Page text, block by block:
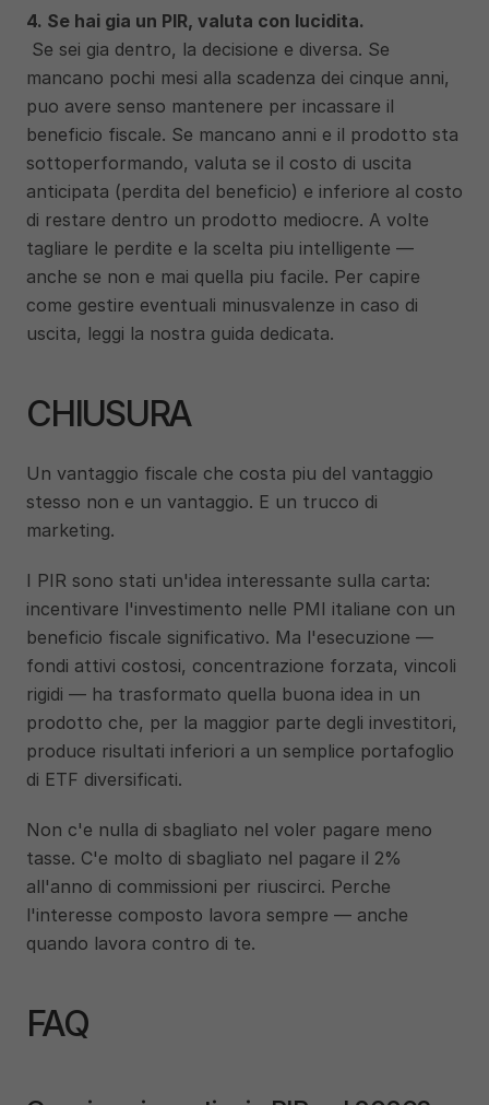
4. Se hai gia un PIR, valuta con lucidita.
mancano pochi mesi alla scadenza dei cinque anni,
puo avere senso mantenere per incassare il
beneficio fiscale. Se mancano anni e il prodotto sta
sottoperformando, valuta se il costo di uscita
anticipata (perdita del beneficio) e inferiore al costo
di restare dentro un prodotto mediocre. A volte
tagliare le perdite e la scelta piu intelligente —
anche se non e mai quella piu facile. Per capire
come gestire eventuali minusvalenze in caso di
uscita, leggi la nostra guida dedicata.
CHIUSURA
Un vantaggio fiscale che costa piu del vantaggio
stesso non e un vantaggio. E un trucco di
marketing.
I PIR sono stati un'idea interessante sulla carta:
incentivare l'investimento nelle PMI italiane con un
beneficio fiscale significativo. Ma l'esecuzione —
fondi attivi costosi, concentrazione forzata, vincoli
rigidi — ha trasformato quella buona idea in un
prodotto che, per la maggior parte degli investitori,
produce risultati inferiori a un semplice portafoglio
di ETF diversificati.
Non c'e nulla di sbagliato nel voler pagare meno
tasse. C'e molto di sbagliato nel pagare il 2%
all'anno di commissioni per riuscirci. Perche
l'interesse composto lavora sempre — anche
quando lavora contro di te.
FAQ